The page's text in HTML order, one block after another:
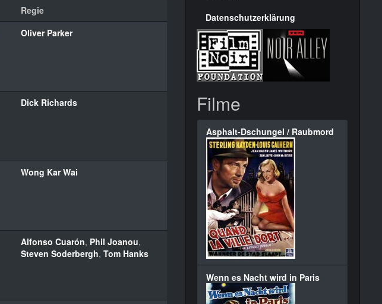
Regie
Oliver Parker
Dick Richards
Wong Kar Wai
Alfonso Cuarón, Phil Joanou,
Steven Soderbergh, Tom Hanks
Datenschutzerklärung
Filme
Asphalt-Dschungel / Raubmord
Wenn es Nacht wird in Paris